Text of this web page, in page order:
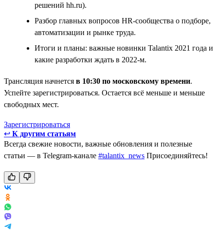
решений hh.ru).
Разбор главных вопросов HR-сообщества о подборе,
автоматизации и рынке труда.
Итоги и планы: важные новинки Talantix 2021 года и
какие разработки ждать в 2022-м.
Трансляция начнется в 10:30 по московскому времени.
Успейте зарегистрироваться. Остается всё меньше и меньше
свободных мест.
Зарегистрироваться
↩ К другим статьям
Всегда свежие новости, важные обновления и полезные
статьи — в Telegram-канале #talantix_news Присоединяйтесь!